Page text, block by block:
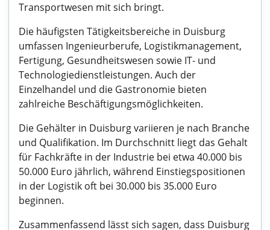
Transportwesen mit sich bringt.
Die häufigsten Tätigkeitsbereiche in Duisburg
umfassen Ingenieurberufe, Logistikmanagement,
Fertigung, Gesundheitswesen sowie IT- und
Technologiedienstleistungen. Auch der
Einzelhandel und die Gastronomie bieten
zahlreiche Beschäftigungsmöglichkeiten.
Die Gehälter in Duisburg variieren je nach Branche
und Qualifikation. Im Durchschnitt liegt das Gehalt
für Fachkräfte in der Industrie bei etwa 40.000 bis
50.000 Euro jährlich, während Einstiegspositionen
in der Logistik oft bei 30.000 bis 35.000 Euro
beginnen.
Zusammenfassend lässt sich sagen, dass Duisburg